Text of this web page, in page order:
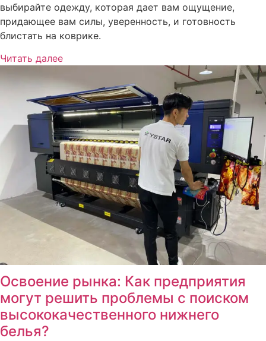
выбирайте одежду, которая дает вам ощущение,
придающее вам силы, уверенность, и готовность
блистать на коврике.
Читать далее
Освоение рынка: Как предприятия
могут решить проблемы с поиском
высококачественного нижнего
белья?